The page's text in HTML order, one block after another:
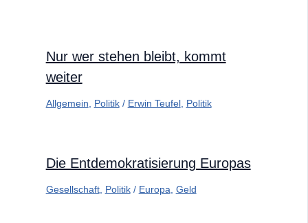
Nur wer stehen bleibt, kommt
weiter
Allgemein Politik/ Erwin Teufel, Politik
Die Entdemokratisierung Europas
Gesellschaft, Politik/ Europa Geld